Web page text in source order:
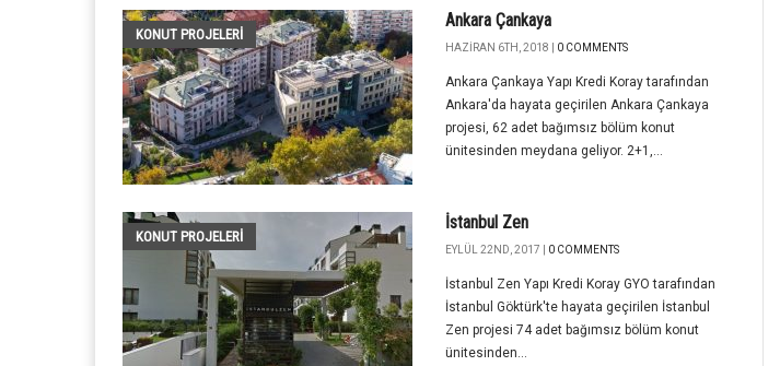
KONUT PROJELERI
Ankara Çankaya
HAZIRAN 6TH, 2018 | 0 COMMENTS
Ankara Çankaya Yapı Kredi Koray tarafından
Ankara'da hayata geçirilen Ankara Çankaya
projesi, 62 adet bağımsız bölüm konut
ünitesinden meydana geliyor. 2+1,...
KONUT PROJELERI
İstanbul Zen
EYLÜL 22ND, 2017 | 0 COMMENTS
İstanbul Zen Yapı Kredi Koray GYO tarafından
İstanbul Göktürk'te hayata geçirilen İstanbul
Zen projesi 74 adet bağımsız bölüm konut
ünitesinden...